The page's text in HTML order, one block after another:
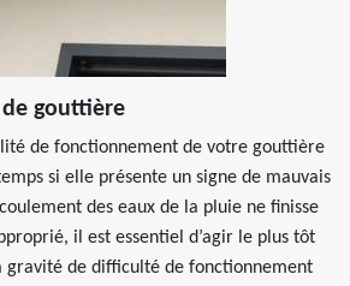
gouttière
de fonctionnement de votre gouttière
si elle présente un signe de mauvais
des eaux de la pluie ne finisse
il est essentiel d’agir le plus tôt
gravité de difficulté de fonctionnement